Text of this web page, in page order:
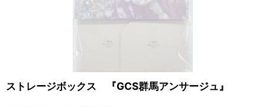
ストレージボックス 『GCS群馬アンサージュ』